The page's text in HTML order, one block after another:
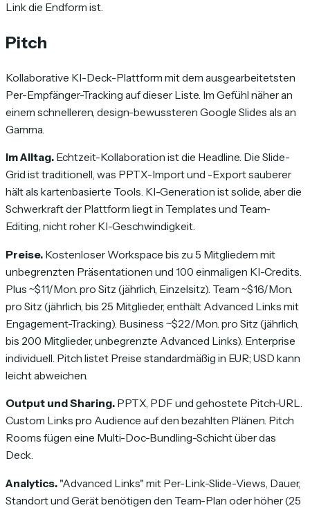
Link die Endform ist.
Pitch
Kollaborative KI-Deck-Plattform mit dem ausgearbeitetsten
Per-Empfänger-Tracking auf dieser Liste. Im Gefühl näher an
einem schnelleren, design-bewussteren Google Slides als an
Gamma.
Im Alltag. Echtzeit-Kollaboration ist die Headline. Die Slide-
Grid ist traditionell, was PPTX-Import und -Export sauberer
hält als kartenbasierte Tools. KI-Generation ist solide, aber die
Schwerkraft der Plattform liegt in Templates und Team-
Editing, nicht roher KI-Geschwindigkeit.
Preise. Kostenloser Workspace bis zu 5 Mitgliedern mit
unbegrenzten Präsentationen und 100 einmaligen KI-Credits.
Plus ~$11/Mon. pro Sitz (jährlich, Einzelsitz). Team ~$16/Mon.
pro Sitz (jährlich, bis 25 Mitglieder, enthält Advanced Links mit
Engagement-Tracking). Business ~$22/Mon. pro Sitz (jährlich,
bis 200 Mitglieder, unbegrenzte Advanced Links). Enterprise
individuell. Pitch listet Preise standardmäßig in EUR; USD kann
leicht abweichen.
Output und Sharing. PPTX, PDF und gehostete Pitch-URL.
Custom Links pro Audience auf den bezahlten Plänen. Pitch
Rooms fügen eine Multi-Doc-Bundling-Schicht über das
Deck.
Analytics. "Advanced Links" mit Per-Link-Slide-Views, Dauer,
Standort und Gerät benötigen den Team-Plan oder höher (25